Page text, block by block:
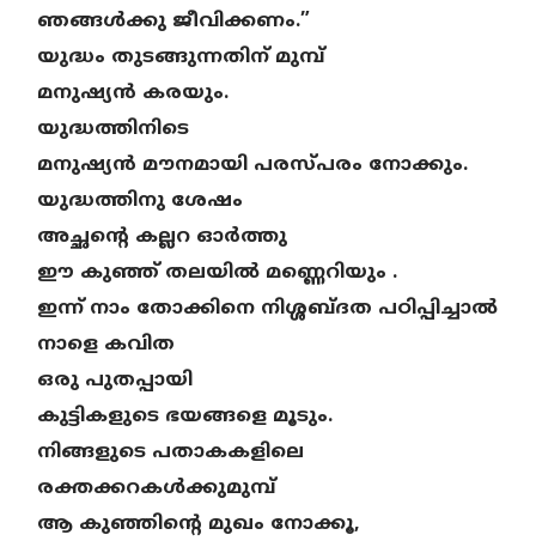
ഞങ്ങൾക്കു ജീവിക്കണം.”
യുദ്ധം തുടങ്ങുന്നതിന് മുമ്പ്
മനുഷ്യൻ കരയും.
യുദ്ധത്തിനിടെ
മനുഷ്യൻ മൗനമായി പരസ്പരം നോക്കും.
യുദ്ധത്തിനു ശേഷം
അച്ഛന്റെ കല്ലറ ഓർത്തു
ഈ കുഞ്ഞ് തലയിൽ മണ്ണെറിയും .
ഇന്ന് നാം തോക്കിനെ നിശ്ശബ്ദത പഠിപ്പിച്ചാൽ
നാളെ കവിത
ഒരു പുതപ്പായി
കുട്ടികളുടെ ഭയങ്ങളെ മൂടും.
നിങ്ങളുടെ പതാകകളിലെ
രക്തക്കറകൾക്കുമുമ്പ്
ആ കുഞ്ഞിന്റെ മുഖം നോക്കൂ,